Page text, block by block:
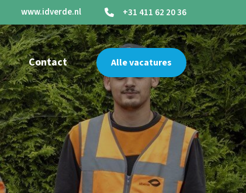
www.idverde.nl +31 411 62 20 36
Contact Alle vacatures